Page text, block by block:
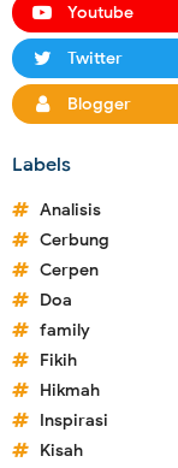
Youtube
Twitter
Blogger
Labels
Analisis
Cerbung
Cerpen
Doa
family
Fikih
Hikmah
Inspirasi
Kisah